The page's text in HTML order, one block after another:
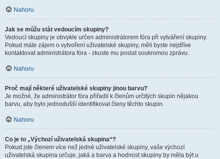
Nahoru
Jak se můžu stát vedoucím skupiny?
Vedoucí skupiny je obvykle určen administrátorem fóra při vytváření skupiny.
Pokud máte zájem o vytvoření uživatelské skupiny, měli byste nejdříve
kontaktovat administrátora fóra - zkuste mu poslat soukromou zprávu.
Nahoru
Proč mají některé uživatelské skupiny jinou barvu?
Je možné, že administrátor fóra přiřadil k členům určitých skupin nějakou
barvu, aby bylo jednodušší identifikovat členy těchto skupin.
Nahoru
Co je to „Výchozí uživatelská skupina“?
Pokud jste členem více než jedné uživatelské skupiny, vaše výchozí
uživatelská skupina určuje, jaká a barva a hodnost skupiny by měla být u